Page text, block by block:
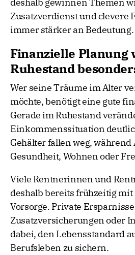
deshalb gewinnen Themen
Zusatzverdienst und clevere
immer stärker an Bedeutung.
Finanzielle Planung
Ruhestand
Wer seine Träume im Alter
möchte, benötigt eine gute
Gerade im Ruhestand
Einkommenssituation
Gehälter fallen weg, während
Gesundheit, Wohnen oder
Viele Rentnerinnen und
deshalb bereits frühzeitig
Vorsorge. Private
Zusatzversicherungen oder
dabei, den Lebensstandard
Berufsleben zu sichern.